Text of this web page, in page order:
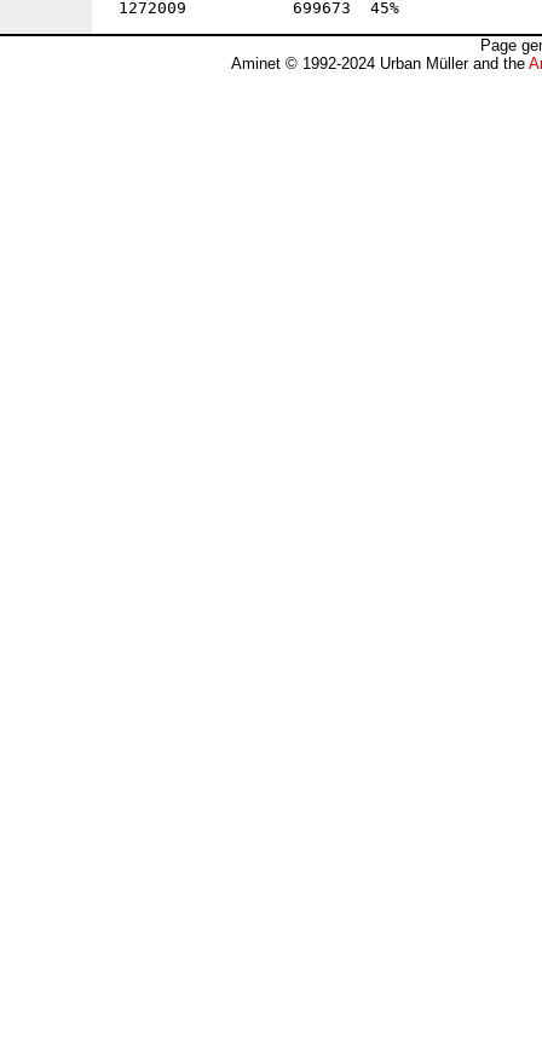
Page
Aminet © 1992-2024 Urban Müller and the